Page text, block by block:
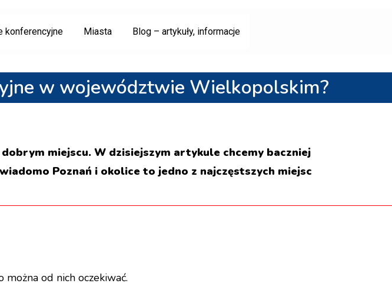
konferencyjne Miasta Blog – artykuły, informacje
w województwie Wielkopolskim?
miejscu. W dzisiejszym artykule chcemy baczniej
Poznań i okolice to jedno z najczęstszych miejsc
można od nich oczekiwać.